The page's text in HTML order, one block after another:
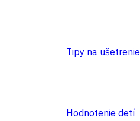
Tipy na ušetrenie
Hodnotenie detí